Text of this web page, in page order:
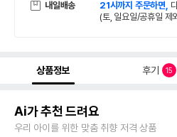
내일배송 21시까지 주문하면,
(토, 일요일/공휴일 제
상품정보 후기 15
Ai가 추천 드려요
우리 아이를 위한 맞춤 취향 저격 상품